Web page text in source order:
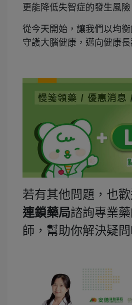
更能降低失智症的發生風險
從今天開始，讓我們以均
守護大腦健康，邁向健康長
若有其他問題，也
連鎖藥局諮詢專業
師，幫助你解決疑問